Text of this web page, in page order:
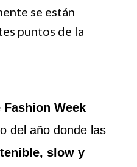
se están
puntos de la
Week
del año donde las
slow y